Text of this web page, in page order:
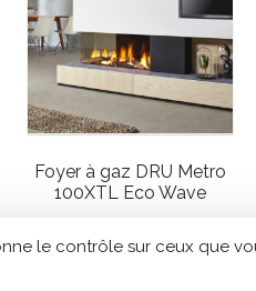
le contrôle sur ceux que
Foyer à gaz DRU Metro
100XTL Eco Wave